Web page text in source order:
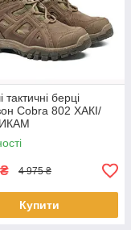
тактичні берці
Cobra 802 ХАКІ/
₴ 4 975 ₴
Купити